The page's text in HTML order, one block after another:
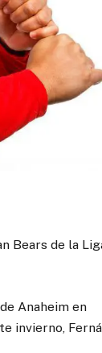
Bears de la
Anaheim en
invierno,